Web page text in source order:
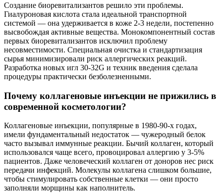
Создание биоревитализантов решило эти проблемы.
Гиалуроновая кислота стала идеальной транспортной
системой — она удерживается в коже 2-3 недели, постепенно
высвобождая активные вещества. Монокомпонентный состав
первых биоревитализантов исключил проблему
несовместимости. Специальная очистка и стандартизация
сырья минимизировали риск аллергических реакций.
Разработка новых игл 30-32G и техник введения сделала
процедуры практически безболезненными.
Почему коллагеновые инъекции не прижились в
современной косметологии?
Коллагеновые инъекции, популярные в 1980-90-х годах,
имели фундаментальный недостаток — чужеродный белок
часто вызывал иммунные реакции. Бычий коллаген, который
использовался чаще всего, провоцировал аллергию у 3-5%
пациентов. Даже человеческий коллаген от доноров нес риск
передачи инфекций. Молекулы коллагена слишком большие,
чтобы стимулировать собственные клетки — они просто
заполняли морщины как наполнитель.